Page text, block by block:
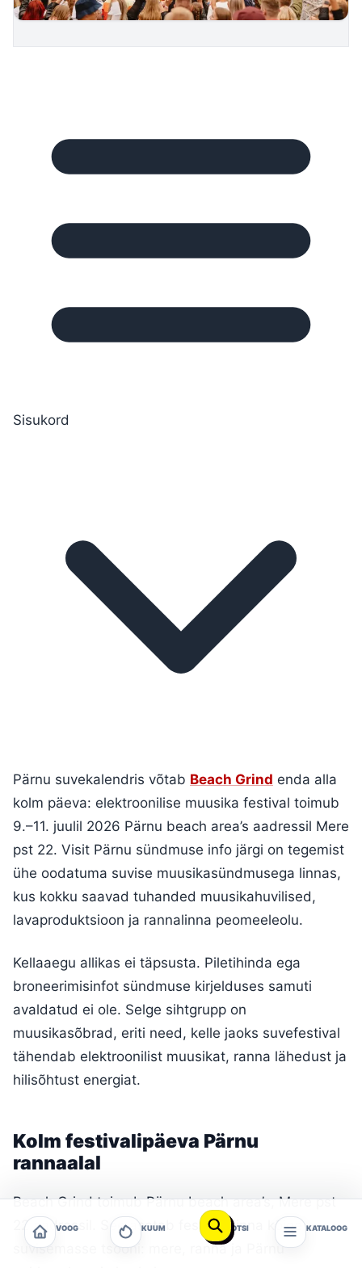
Sisukord
Pärnu suvekalendris võtab Beach Grind enda alla
kolm päeva: elektroonilise muusika festival toimub
9.–11. juulil 2026 Pärnu beach area’s aadressil Mere
pst 22. Visit Pärnu sündmuse info järgi on tegemist
ühe oodatuma suvise muusikasündmusega linnas,
kus kokku saavad tuhanded muusikahuvilised,
lavaproduktsioon ja rannalinna peomeeleolu.
Kellaaegu allikas ei täpsusta. Piletihinda ega
broneerimisinfot sündmuse kirjelduses samuti
avaldatud ei ole. Selge sihtgrupp on
muusikasõbrad, eriti need, kelle jaoks suvefestival
tähendab elektroonilist muusikat, ranna lähedust ja
hilisõhtust energiat.
Kolm festivalipäeva Pärnu
rannaalal
Beach Grind toimub Pärnu beach area’s, Mere pst
22 aadressil. See asetab festivali linna kõige
suvisemasse tsooni: mere, ranna ja Pärnu
VOOG KUUM OTSI KATALOOG